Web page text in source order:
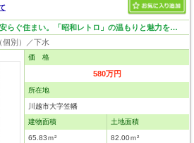
昭和の趣を今に残す、懐かしく心安らぐ住まい。「昭和レトロ」の温もりと魅力を感じられる一邸です。
個別）／下水
価 格
580万円
所在地
川越市大字笠幡
建物面積
65.83ｍ²
土地面積
82.00ｍ²